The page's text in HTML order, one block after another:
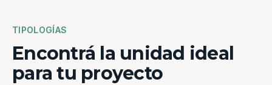
TIPOLOGÍAS
Encontrá la unidad ideal
para tu proyecto